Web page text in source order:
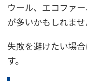
ウール、エコファ
が多いかもしれませ
失敗を避けたい場
す。